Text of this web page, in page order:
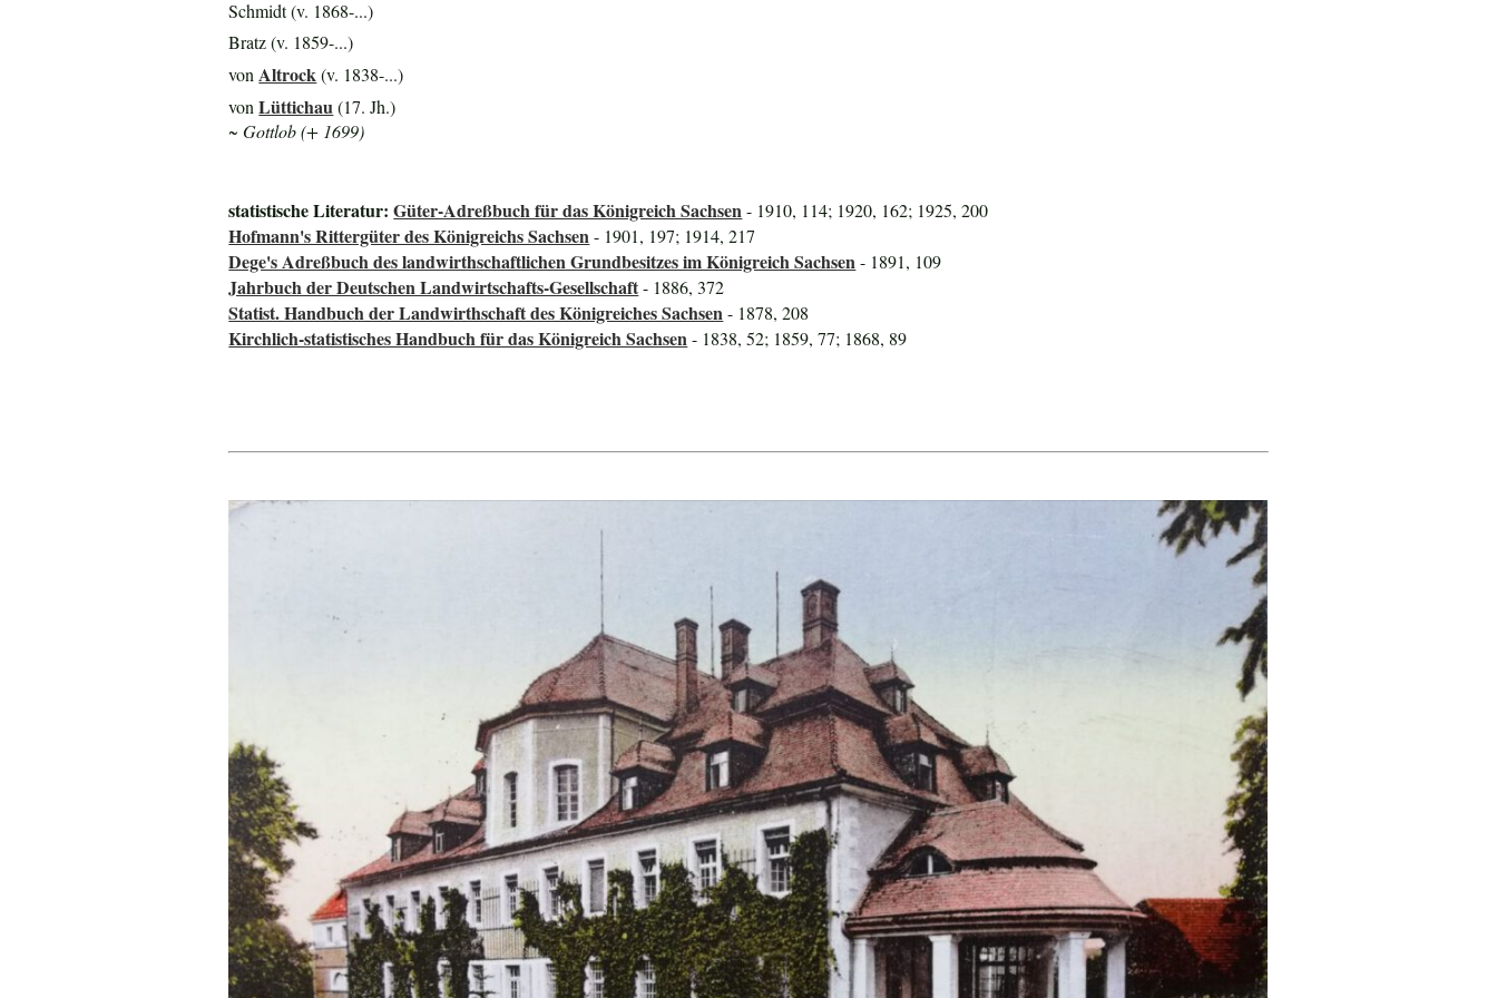
Schmidt (v. 1868-...)
Bratz (v. 1859-...)
von Altrock (v. 1838-...)
vonLüttichau(17. Jh.)
~ Gottlob (+ 1699)
statistische Literatur:Güter-Adreßbuch für das Königreich Sachsen- 1910, 114; 1920, 162; 1925, 200
Hofmann's Rittergüter des Königreichs Sachsen- 1901, 197; 1914, 217
Dege's Adreßbuch des landwirthschaftlichen Grundbesitzes im Königreich Sachsen- 1891, 109
Jahrbuch der Deutschen Landwirtschafts-Gesellschaft- 1886, 372
Statist. Handbuch der Landwirthschaft des Königreiches Sachsen- 1878, 208
Kirchlich-statistisches Handbuch für das Königreich Sachsen- 1838, 52; 1859, 77; 1868, 89